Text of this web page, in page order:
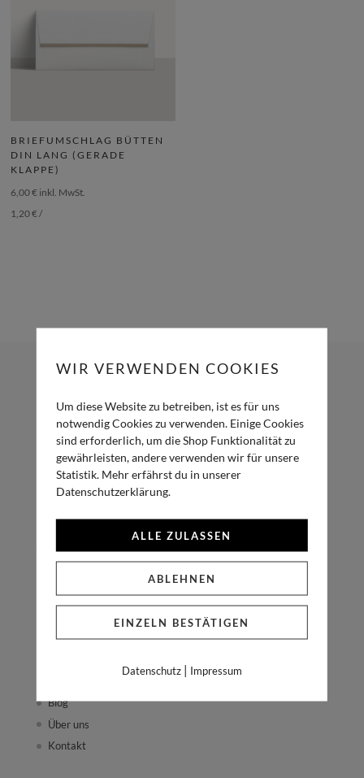
BRIEFUMSCHLAG BÜTTEN
DIN LANG (GERADE
KLAPPE)
6,00€ inkl. MwSt.
1,20€/
Wir verbinden drei wichtige Säulen der Hochzeitsplanung:
Hochzeitspapeterie, Dekoration und Floral Art – alles aus einer
Hand. Wir erstellen Euch Euer ganz persönliches Wedding-
Konzept, damit Ihr Zeit sparen könnt und alles perfekt
NAVIGATION
Shop
Blog
Über uns
Kontakt
WIR VERWENDEN COOKIES
Um diese Website zu betreiben, ist es für uns
notwendig Cookies zu verwenden. Einige Cookies
sind erforderlich, um die Shop Funktionalität zu
gewährleisten, andere verwenden wir für unsere
Statistik. Mehr erfährst du in unserer
Datenschutzerklärung.
ALLE ZULASSEN
ABLEHNEN
EINZELN BESTÄTIGEN
Datenschutz| Impressum